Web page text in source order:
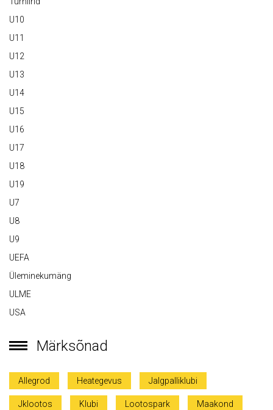
U10
U11
U12
U13
U14
U15
U16
U17
U18
U19
U7
U8
U9
UEFA
Üleminekumäng
ULME
USA
Märksõnad
Allegrod Heategevus Jalgpalliklubi
Jklootos Klubi Lootospark Maakond